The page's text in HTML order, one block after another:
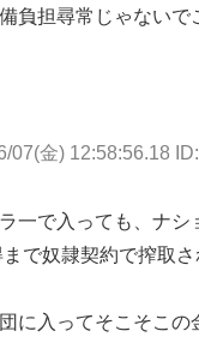
負担尋常じゃないで
07(金) 12:58:56.18
一で入っても、ナシ
で奴隷契約で搾取
に入ってそこそこの